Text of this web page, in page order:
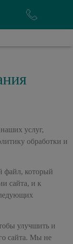
услуг,
обработки и
файл, который
сайта, и к
улучшить и
сайта. Мы не